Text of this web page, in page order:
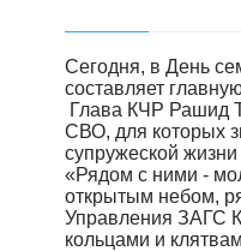
Сегодня, в День
составляет
Глава КЧР Рашид
СВО, для которых
супружеской
«Рядом с ними -
открытым небом,
Управления ЗАГС
кольцами и